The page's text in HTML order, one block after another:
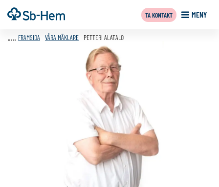
Till
innehållet
Framsida MENY
TA KONTAKT
FRAMSIDA VÅRA MÄKLARE PETTERI ALATALO